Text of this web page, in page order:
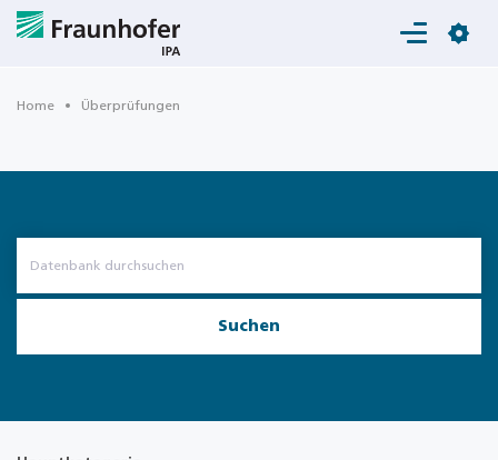
Login
Home Überprüfungen
Suchen